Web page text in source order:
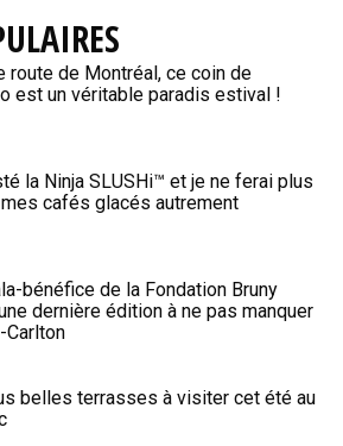
route de Montréal, ce coin de
est un véritable paradis estival !
la Ninja SLUSHi™ et je ne ferai plus
cafés glacés autrement
bénéfice de la Fondation Bruny
dernière édition à ne pas manquer
Carlton
belles terrasses à visiter cet été au